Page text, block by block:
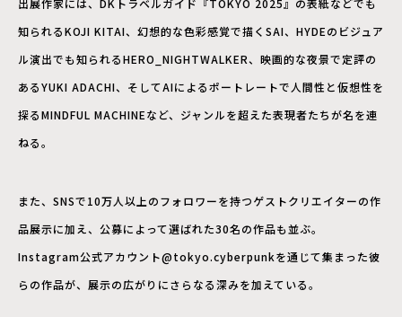
出展作家には、DKトラベルガイド『TOKYO 2025』の表紙などでも
知られるKOJI KITAI、幻想的な色彩感覚で描くSAI、HYDEのビジュア
ル演出でも知られるHERO_NIGHTWALKER、映画的な夜景で定評の
あるYUKI ADACHI、そしてAIによるポートレートで人間性と仮想性を
探るMINDFUL MACHINEなど、ジャンルを超えた表現者たちが名を連
ねる。
また、SNSで10万人以上のフォロワーを持つゲストクリエイターの作
品展示に加え、公募によって選ばれた30名の作品も並ぶ。
Instagram公式アカウント@tokyo.cyberpunkを通じて集まった彼
らの作品が、展示の広がりにさらなる深みを加えている。